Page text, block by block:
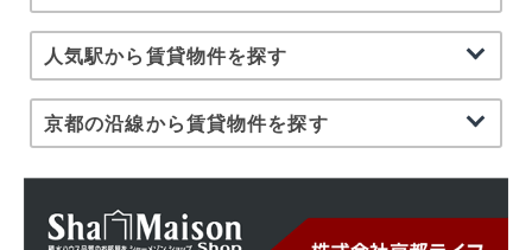
人気駅から賃貸物件を探す
京都の沿線から賃貸物件を探す